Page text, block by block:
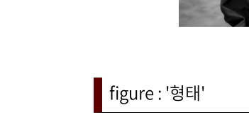
figure : '형태'